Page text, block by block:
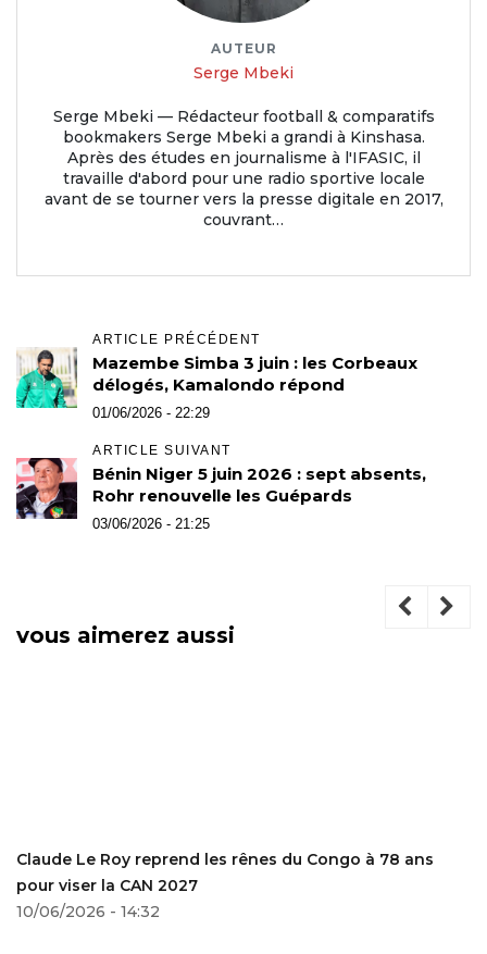
AUTEUR
Serge Mbeki
Serge Mbeki — Rédacteur football & comparatifs
bookmakers Serge Mbeki a grandi à Kinshasa.
Après des études en journalisme à l'IFASIC, il
travaille d'abord pour une radio sportive locale
avant de se tourner vers la presse digitale en 2017,
couvrant…
ARTICLE PRÉCÉDENT
Mazembe Simba 3 juin : les Corbeaux
délogés, Kamalondo répond
01/06/2026 - 22:29
ARTICLE SUIVANT
Bénin Niger 5 juin 2026 : sept absents,
Rohr renouvelle les Guépards
03/06/2026 - 21:25
vous aimerez aussi
Claude Le Roy reprend les rênes du Congo à 78 ans
pour viser la CAN 2027
10/06/2026 - 14:32